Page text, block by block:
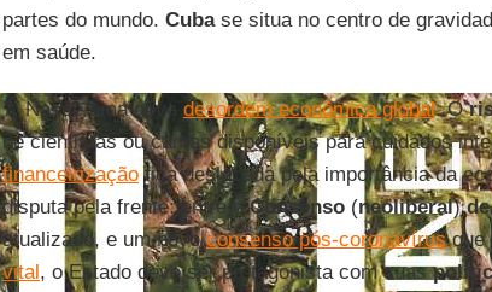
partes do mundo. Cubase situa no centro de
em saúde.
7. Nasce uma nova desordem econômica global. O
de cientistas ou camas disponíveis para cuidados
financeirizaçãofica deslocada pela importância da
disputa pela frente: entre oConsenso (neoliberal)de
atualizado, e um novoconsenso pós-coronavírusque
vital, o Estado deve ser protagonista com suas